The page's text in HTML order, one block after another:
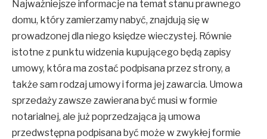
Najważniejsze informacje na temat stanu prawnego
domu, który zamierzamy nabyć, znajdują się w
prowadzonej dla niego księdze wieczystej. Równie
istotne z punktu widzenia kupującego będą zapisy
umowy, która ma zostać podpisana przez strony, a
także sam rodzaj umowy i forma jej zawarcia. Umowa
sprzedaży zawsze zawierana być musi w formie
notarialnej, ale już poprzedzająca ją umowa
przedwstępna podpisana być może w zwykłej formie